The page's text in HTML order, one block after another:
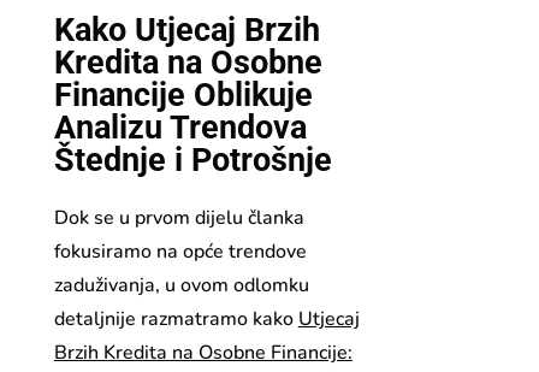
Kako Utjecaj Brzih
Kredita na Osobne
Financije Oblikuje
Analizu Trendova
Štednje i Potrošnje
Dok se u prvom dijelu članka
fokusiramo na opće trendove
zaduživanja, u ovom odlomku
detaljnije razmatramo kako Utjecaj
Brzih Kredita na Osobne Financije: